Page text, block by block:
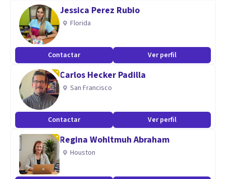
Jessica Perez Rubio
Florida
Contactar Ver perfil
Carlos Hecker Padilla
San Francisco
Contactar Ver perfil
Regina Wohltmuh Abraham
Houston